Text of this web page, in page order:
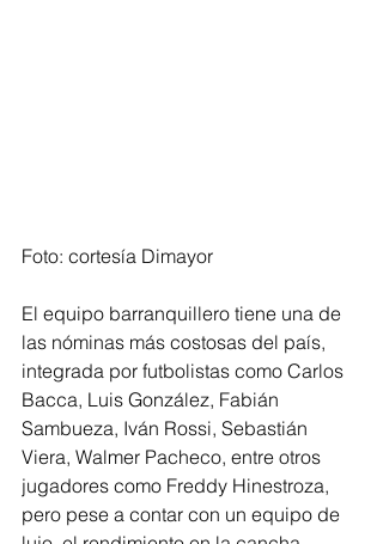
Foto: cortesía Dimayor
El equipo barranquillero tiene una de
las nóminas más costosas del país,
integrada por futbolistas como Carlos
Bacca, Luis González, Fabián
Sambueza, Iván Rossi, Sebastián
Viera, Walmer Pacheco, entre otros
jugadores como Freddy Hinestroza,
pero pese a contar con un equipo de